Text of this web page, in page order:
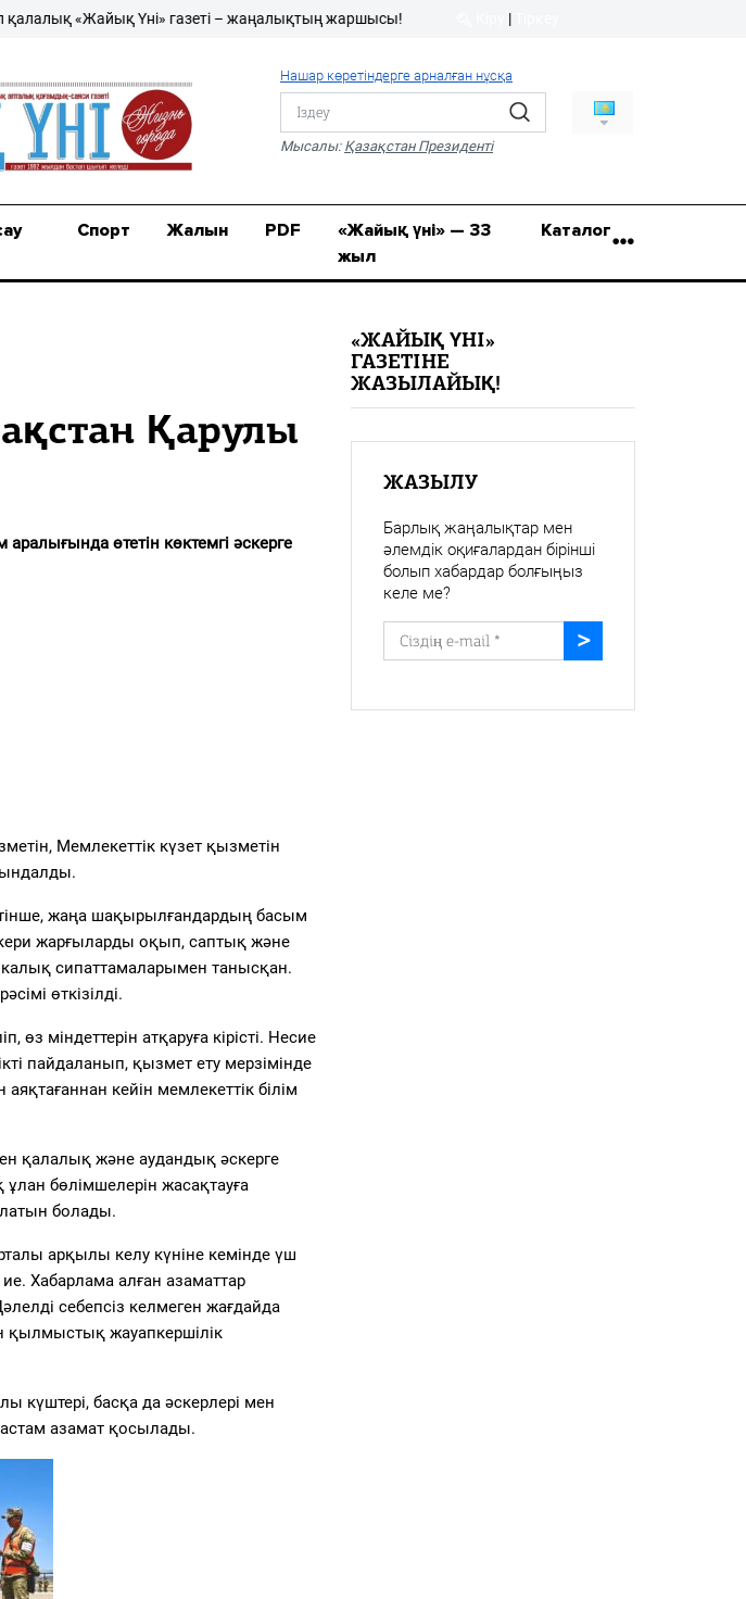
8 (7112) 50-86-31
Қ.Жұмағалиев (Фрунзе)
«Жайық Үні» газеті – жаңалықтың жаршысы! |
Нашар көретіндерге арналған нұсқа
Мысалы: Қазақстан Президенті
Спорт Жалын PDF
«Жайық үні» — 33
жыл
Каталог
Қарулы
өтетін көктемгі әскерге
Мемлекеттік күзет қызметін
жаңа шақырылғандардың басым
жарғыларды оқып, саптық және
сипаттамаларымен танысқан.
өткізілді.
өз міндеттерін атқаруға кірісті. Несие
пайдаланып, қызмет ету мерзімінде
кейін мемлекеттік білім
қалалық және аудандық әскерге
бөлімшелерін жасақтауға
болады.
арқылы келу күніне кемінде үш
Хабарлама алған азаматтар
себепсіз келмеген жағдайда
қылмыстық жауапкершілік
күштері, басқа да әскерлері мен
азамат қосылады.
«ЖАЙЫҚ ҮНІ»
ГАЗЕТІНЕ
ЖАЗЫЛАЙЫҚ!
ЖАЗЫЛУ
Барлық жаңалықтар мен
әлемдік оқиғалардан бірінші
болып хабардар болғыңыз
келе ме?